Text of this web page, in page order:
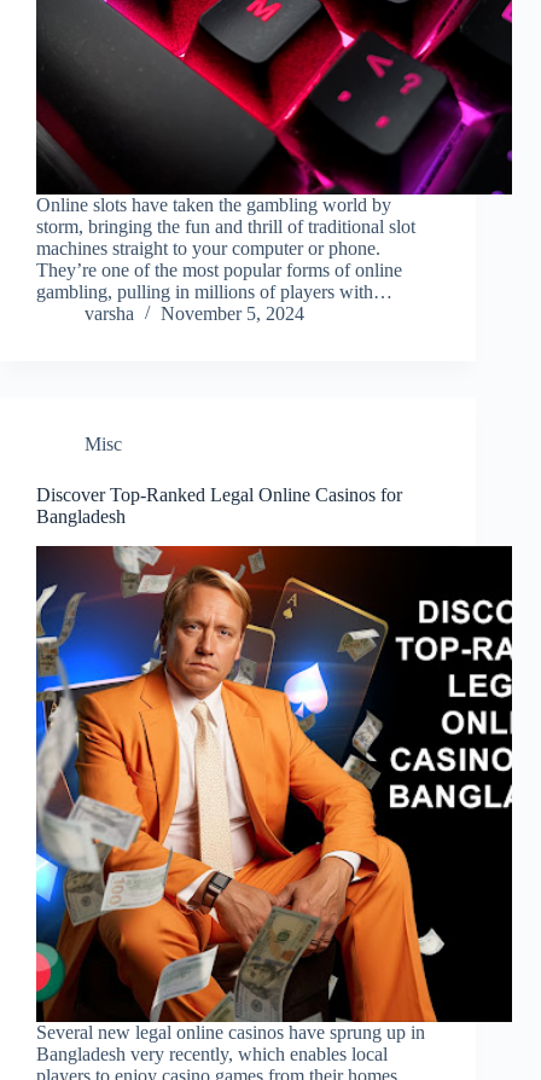
Online slots have taken the gambling world by
storm, bringing the fun and thrill of traditional slot
machines straight to your computer or phone.
They’re one of the most popular forms of online
gambling, pulling in millions of players with…
varsha
November 5, 2024
Misc
Discover Top-Ranked Legal Online Casinos for
Bangladesh
Several new legal online casinos have sprung up in
Bangladesh very recently, which enables local